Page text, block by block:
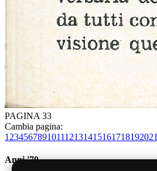
PAGINA 33
Cambia pagina:
1 23456789101112131415161718192021
Anni '70